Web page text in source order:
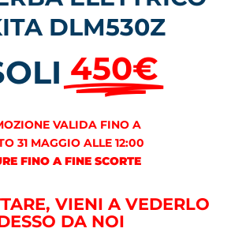
DLM530Z
450€
VALIDA FINO A
31 MAGGIO ALLE 12:00
FINO A FINE SCORTE
VIENI A VEDERLO
DA NOI